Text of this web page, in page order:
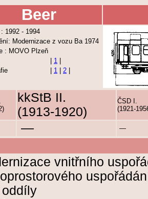
Beer
1992 - 1994
Modernizace z vozu Ba 1974
: MOVO Plzeň
1
1 2
kkStB II.
(1913-1920)
ČSD I.
(1921-
— —
vnitřního